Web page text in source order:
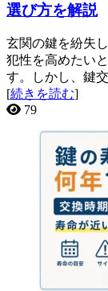
選び方を解説
玄関の鍵を紛失
犯性を高めたい
す。しかし、鍵
[続きを読む]
79